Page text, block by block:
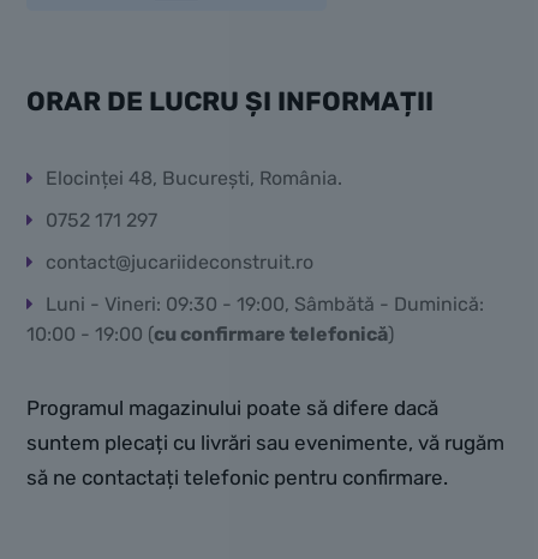
ORAR DE LUCRU ȘI INFORMAȚII
Elocinței 48, București, România.
0752 171 297
contact@jucariideconstruit.ro
Luni - Vineri: 09:30 - 19:00, Sâmbătă - Duminică:
10:00 - 19:00 (cu confirmare telefonică)
Programul magazinului poate să difere dacă
suntem plecați cu livrări sau evenimente, vă rugăm
să ne contactați telefonic pentru confirmare.